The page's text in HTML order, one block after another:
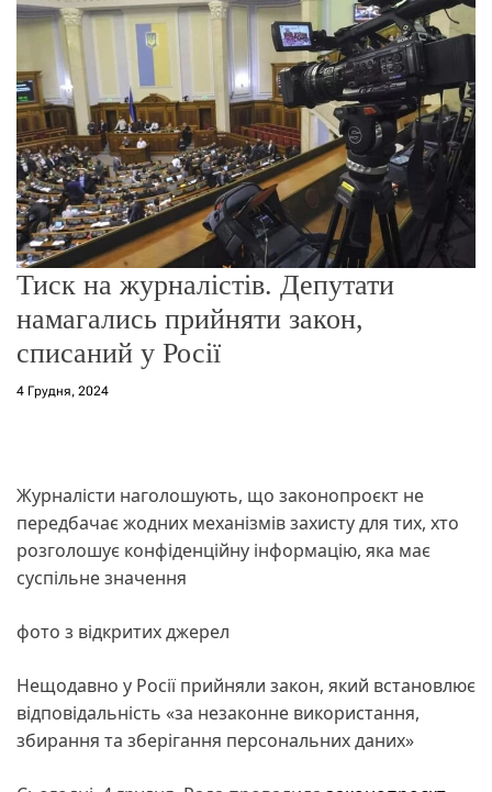
о
р
е
ж
и
м
у
Тиск на журналістів. Депутати
намагались прийняти закон,
списаний у Росії
4 Грудня, 2024
Журналісти наголошують, що законопроєкт не
передбачає жодних механізмів захисту для тих, хто
розголошує конфіденційну інформацію, яка має
суспільне значення
фото з відкритих джерел
Нещодавно у Росії прийняли закон, який встановлює
відповідальність «за незаконне використання,
збирання та зберігання персональних даних»